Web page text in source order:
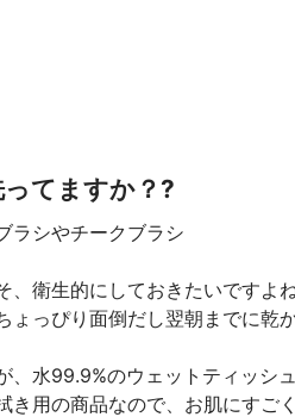
てますか？?
ラシやチークブラシ
、衛生的にしておきたいですよね
ょっぴり面倒だし翌朝までに乾
、水99.9%のウェットティッシュ
き用の商品なので、お肌にすご